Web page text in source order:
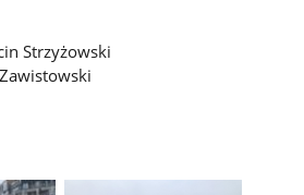
Strzyżowski